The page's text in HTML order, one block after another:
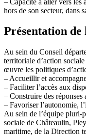
hors de son secteur, dans
Présentation
Au sein du Conseil
territoriale d’action
œuvre les politiques
– Accueillir et
– Faciliter l’accès aux
– Construire des réponses
– Favoriser l’autonomie,
Au sein de l’équipe pluri-
sociale de Châteaulin,
maritime, de la Direction